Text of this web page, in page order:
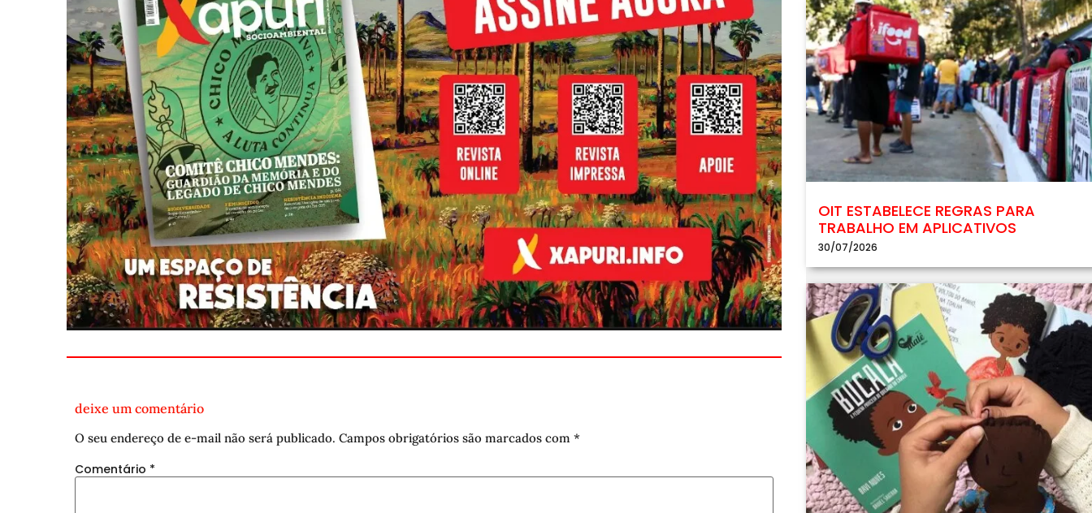
deixe um comentário
O seu endereço de e-mail não será publicado. Campos obrigatórios são marcados com *
Comentário *
OIT ESTABELECE REGRAS PARA
TRABALHO EM APLICATIVOS
30/07/2026